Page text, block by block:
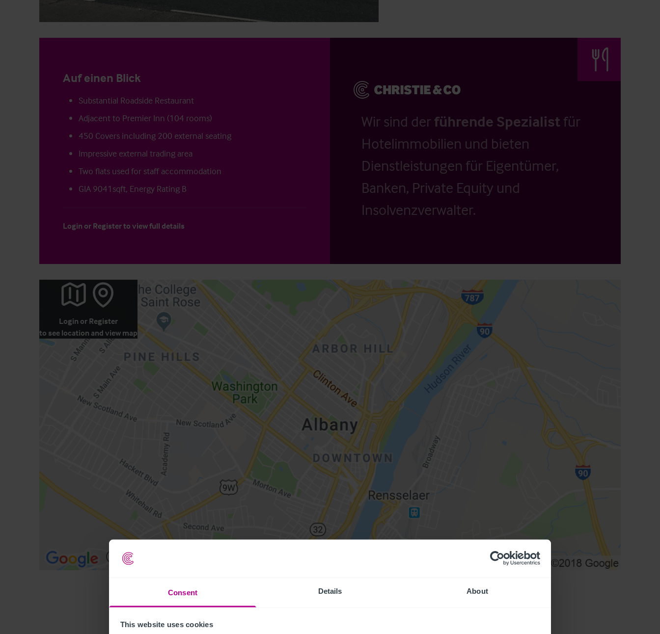
Consent Details About
This website uses cookies
Auf einen Blick
Substantial Roadside Restaurant
Adjacent to Premier Inn (104 rooms)
450 Covers including 200 external seating
Impressive external trading area
Two flats used for staff accommodation
GIA 9041sqft, Energy Rating B
Login or Registerto view full details
Wir sind der führende Spezialistfür
Hotelimmobilien und bieten
Dienstleistungen für Eigentümer,
Banken, Private Equity und
Insolvenzverwalter.
Login or Register
to see location and view map